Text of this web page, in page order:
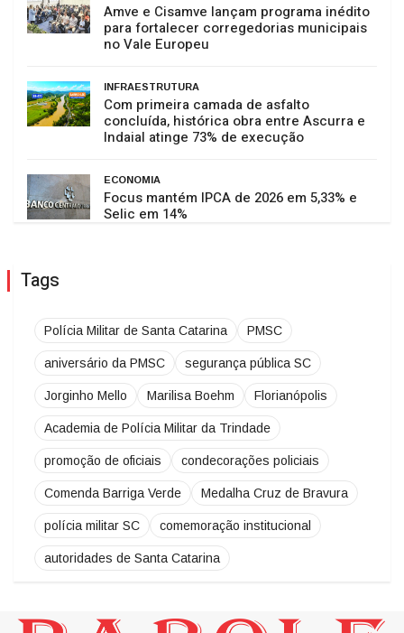
Amve e Cisamve lançam programa inédito
para fortalecer corregedorias municipais
no Vale Europeu
INFRAESTRUTURA
Com primeira camada de asfalto
concluída, histórica obra entre Ascurra e
Indaial atinge 73% de execução
ECONOMIA
Focus mantém IPCA de 2026 em 5,33% e
Selic em 14%
Tags
Polícia Militar de Santa Catarina PMSC
aniversário da PMSC segurança pública SC
Jorginho Mello Marilisa Boehm Florianópolis
Academia de Polícia Militar da Trindade
promoção de oficiais condecorações policiais
Comenda Barriga Verde Medalha Cruz de Bravura
polícia militar SC comemoração institucional
autoridades de Santa Catarina